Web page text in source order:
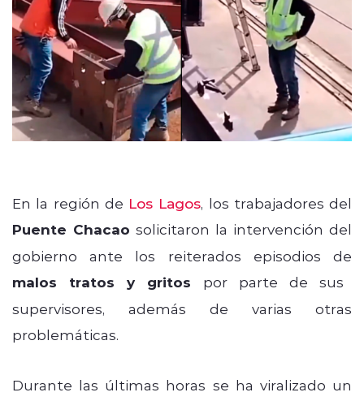
En la región de Los Lagos, los trabajadores del
Puente Chacao solicitaron la intervención del
gobierno ante los reiterados episodios de
malos tratos y gritos por parte de sus
supervisores, además de varias otras
problemáticas.
Durante las últimas horas se ha viralizado un